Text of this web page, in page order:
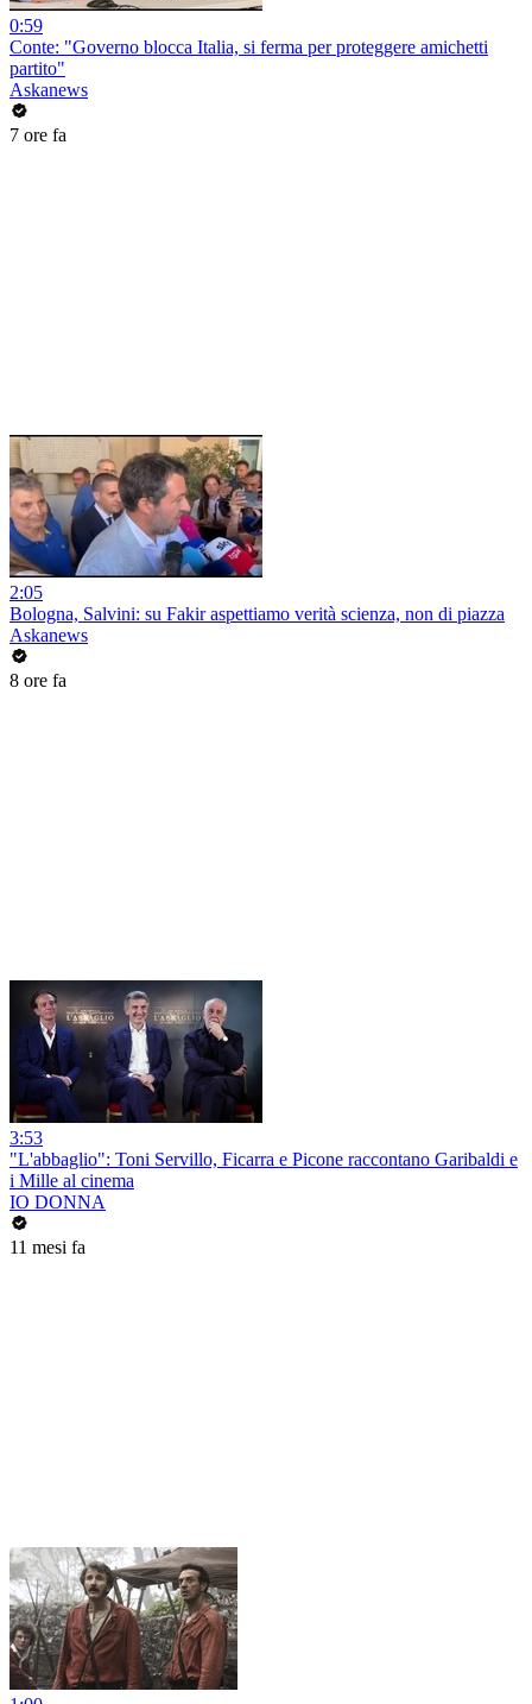
0:59
Conte: "Governo blocca Italia, si ferma per proteggere amichetti
partito"
Askanews
7 ore fa
2:05
Bologna, Salvini: su Fakir aspettiamo verità scienza, non di piazza
Askanews
8 ore fa
3:53
"L'abbaglio": Toni Servillo, Ficarra e Picone raccontano Garibaldi e
i Mille al cinema
IO DONNA
11 mesi fa